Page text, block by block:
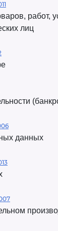
работ,
лиц
данных